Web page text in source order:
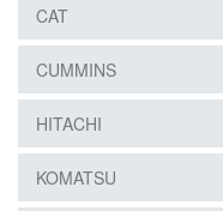
CAT
CUMMINS
HITACHI
KOMATSU